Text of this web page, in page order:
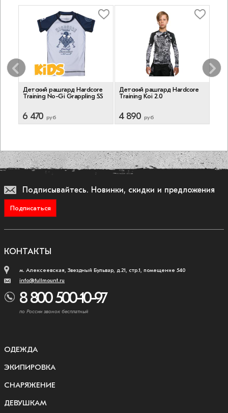
Детский рашгард Hardcore
Training No-Gi Grappling SS
6 470 руб
Детский рашгард Hardcore
Training Koi 2.0
4 890 руб
Подписывайтесь. Новинки, скидки и предложения
Подписаться
КОНТАКТЫ
м. Алексеевская, Звездный Бульвар, д.21, стр.1, помещение 540
info@fullmount.ru
8 800 500-10-97
по России звонок бесплатный
ОДЕЖДА
ЭКИПИРОВКА
СНАРЯЖЕНИЕ
ДЕВУШКАМ